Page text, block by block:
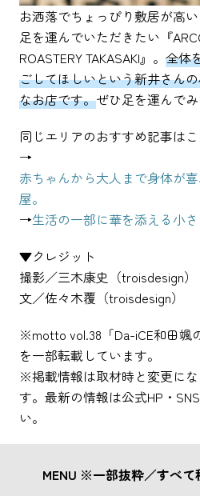
お洒落でちょっぴり敷居が高
足を運んでいただきたい『
ROASTERY TAKASAKI』。 全体
ごしてほしいという新井さん
なお店です。ぜひ足を運んで
同じエリアのおすすめ記事は
→
赤ちゃんから大人まで身体が
屋。
→生活の一部に華を添える小
▼クレジット
撮影／三木康史（troisdesign）
文／佐々木覆（troisdesign）
※motto vol.38「Da-iCE和田颯
を一部転載しています。
※掲載情報は取材時と変更に
す。最新の情報は公式HP・
い。
MENU ※一部抜粋／すべて